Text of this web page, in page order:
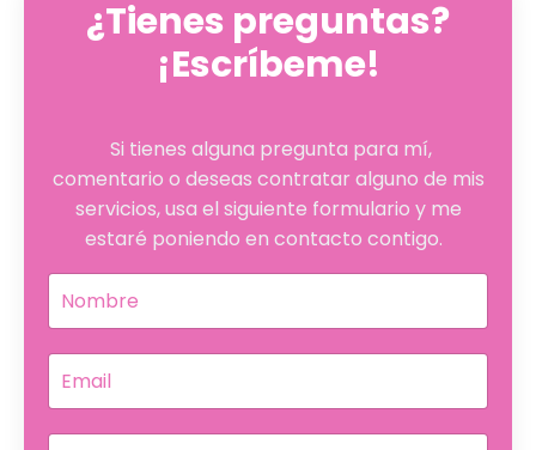
¿Tienes preguntas?
¡Escríbeme!
Si tienes alguna pregunta para mí,
comentario o deseas contratar alguno de mis
servicios, usa el siguiente formulario y me
estaré poniendo en contacto contigo.